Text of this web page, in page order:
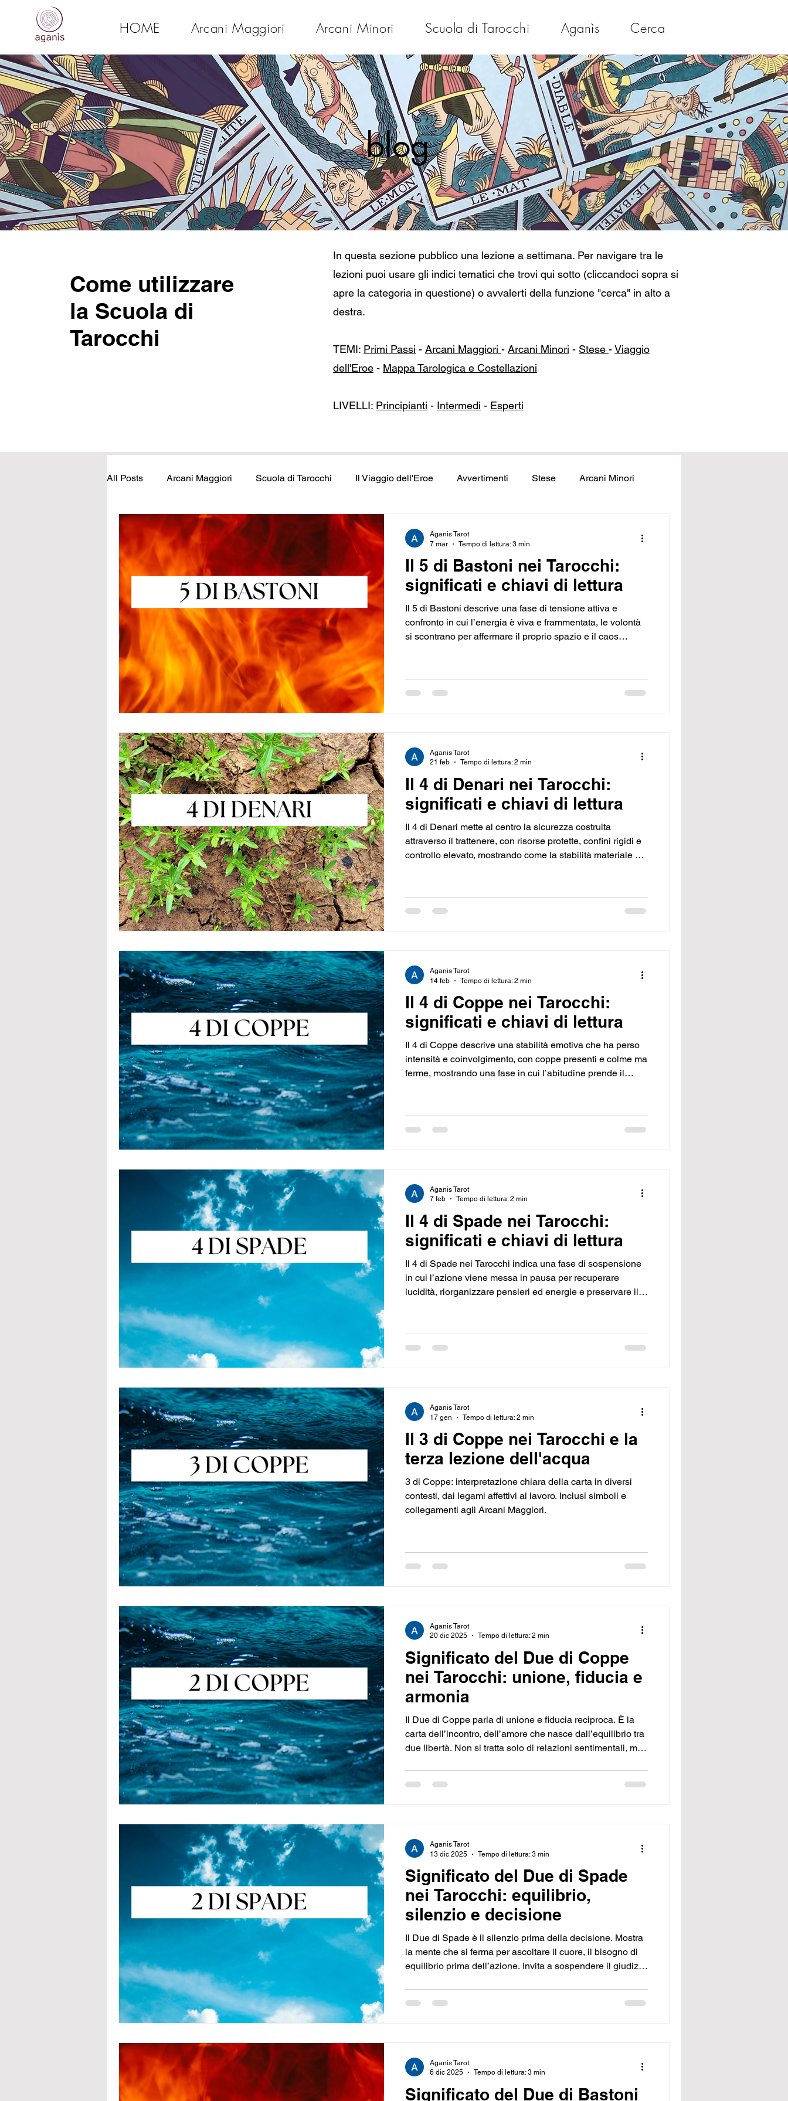
HOME Arcani Maggiori Arcani Minori Scuola di Tarocchi Aganìs Cerca
blog
Come utilizzare
la Scuola di
Tarocchi
In questa sezione pubblico una lezione a settimana. Per navigare tra le
lezioni puoi usare gli indici tematici che trovi qui sotto (cliccandoci sopra si
apre la categoria in questione) o avvalerti della funzione "cerca" in alto a
destra.
TEMI: Primi Passi -Arcani Maggiori-Arcani Minori - Stese-Viaggio
dell'Eroe - Mappa Tarologica e Costellazioni
LIVELLI: Principianti - Intermedi - Esperti
All Posts Arcani Maggiori Scuola di Tarocchi Il Viaggio dell'Eroe Avvertimenti Stese Arcani Minori
Primi passi Mappa Tarologica e Costellazioni
Il 5 di Bastoni nei Tarocchi:
significati e chiavi di lettura
Il 5 di Bastoni descrive una fase di tensione attiva e
confronto in cui l’energia è viva e frammentata, le volontà
si scontrano per affermare il proprio spazio e il caos
possa trasformarsi in crescita oppure disperdere energie a
seconda della direzione che viene data allo sforzo.
Aganis Tarot
7 mar
Tempo di lettura: 3 min
Il 4 di Denari nei Tarocchi:
significati e chiavi di lettura
Il 4 di Denari mette al centro la sicurezza costruita
attraverso il trattenere, con risorse protette, confini rigidi e
controllo elevato, mostrando come la stabilità materiale e
struttura che limita il movimento e la crescita.
Aganis Tarot
21 feb
Tempo di lettura: 2 min
Il 4 di Coppe nei Tarocchi:
significati e chiavi di lettura
Il 4 di Coppe descrive una stabilità emotiva che ha perso
intensità e coinvolgimento, con coppe presenti e colme ma
ferme, mostrando una fase in cui l’abitudine prende il
accontentarsi e restare immobili.
Aganis Tarot
14 feb
Tempo di lettura: 2 min
Il 4 di Spade nei Tarocchi:
significati e chiavi di lettura
Il 4 di Spade nei Tarocchi indica una fase di sospensione
in cui l’azione viene messa in pausa per recuperare
lucidità, riorganizzare pensieri ed energie e preservare il
prepara il passo successivo e permette di ripartire con
maggiore chiarezza e solidità.
Aganis Tarot
7 feb
Tempo di lettura: 2 min
Il 3 di Coppe nei Tarocchi e la
terza lezione dell'acqua
3 di Coppe: interpretazione chiara della carta in diversi
contesti, dai legami affettivi al lavoro. Inclusi simboli e
collegamenti agli Arcani Maggiori.
Aganis Tarot
17 gen
Tempo di lettura: 2 min
Significato del Due di Coppe
nei Tarocchi: unione, fiducia e
armonia
Il Due di Coppe parla di unione e fiducia reciproca. È la
carta dell’incontro, dell’amore che nasce dall’equilibrio tra
due libertà. Non si tratta solo di relazioni sentimentali, ma
che ti arricchiscono.
Aganis Tarot
20 dic 2025
Tempo di lettura: 2 min
Significato del Due di Spade
nei Tarocchi: equilibrio,
silenzio e decisione
Il Due di Spade è il silenzio prima della decisione. Mostra
la mente che si ferma per ascoltare il cuore, il bisogno di
equilibrio prima dell’azione. Invita a sospendere il giudizio
momento giusto per vederla con lucidità.
Aganis Tarot
13 dic 2025
Tempo di lettura: 3 min
Significato del Due di Bastoni
Aganis Tarot
6 dic 2025
Tempo di lettura: 3 min